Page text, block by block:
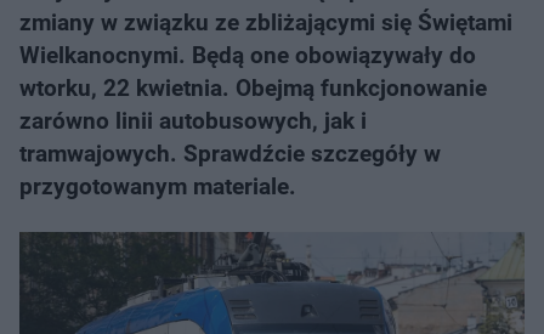
zmiany w związku ze zbliżającymi się Świętami
Wielkanocnymi. Będą one obowiązywały do
wtorku, 22 kwietnia. Obejmą funkcjonowanie
zarówno linii autobusowych, jak i
tramwajowych. Sprawdźcie szczegóły w
przygotowanym materiale.